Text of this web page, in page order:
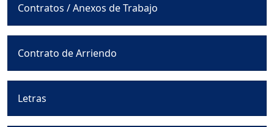
Contratos / Anexos de Trabajo
Contrato de Arriendo
Letras